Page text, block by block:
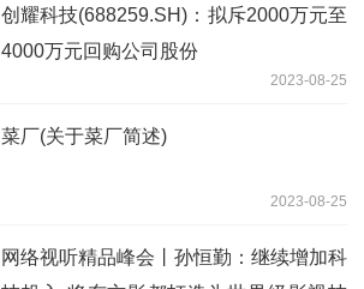
创耀科技(688259.SH)：拟斥2000万元至
4000万元回购公司股份
2023-08-25
菜厂(关于菜厂简述)
2023-08-25
网络视听精品峰会丨孙恒勤：继续增加科